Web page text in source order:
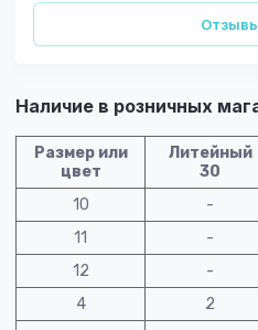
Наличие в розничных
Размер или
цвет
Литейный
30
10
-
11
-
12
-
4
2